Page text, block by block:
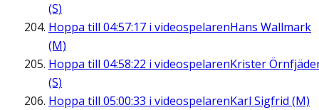
(S)
Hoppa till 04:57:17 i videospelarenHans Wallmark
(M)
Hoppa till 04:58:22 i videospelarenKrister
(S)
Hoppa till 05:00:33 i videospelarenKarl Sigfrid (M)